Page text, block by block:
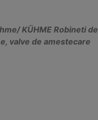
KÜHME Robineti de
valve de amestecare